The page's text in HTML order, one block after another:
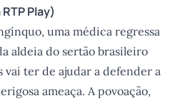
RTP Play)
uma médica regressa
aldeia do sertão brasileiro
vai ter de ajudar a defender a
ameaça. A povoação,